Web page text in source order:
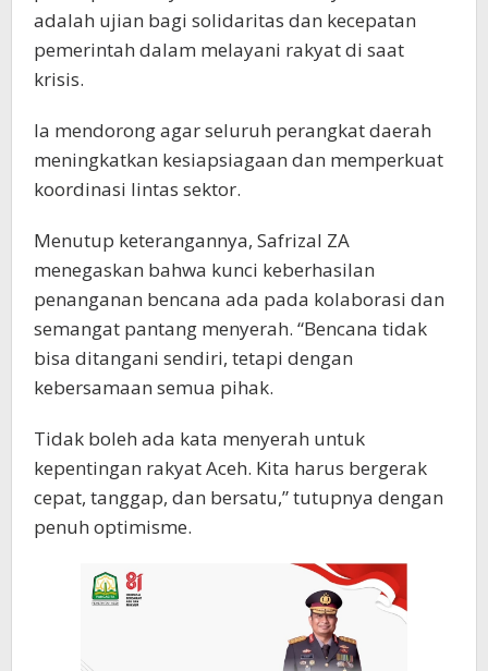
adalah ujian bagi solidaritas dan kecepatan
pemerintah dalam melayani rakyat di saat
krisis.
Ia mendorong agar seluruh perangkat daerah
meningkatkan kesiapsiagaan dan memperkuat
koordinasi lintas sektor.
Menutup keterangannya, Safrizal ZA
menegaskan bahwa kunci keberhasilan
penanganan bencana ada pada kolaborasi dan
semangat pantang menyerah. “Bencana tidak
bisa ditangani sendiri, tetapi dengan
kebersamaan semua pihak.
Tidak boleh ada kata menyerah untuk
kepentingan rakyat Aceh. Kita harus bergerak
cepat, tanggap, dan bersatu,” tutupnya dengan
penuh optimisme.